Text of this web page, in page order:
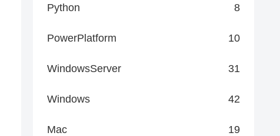
Python 8
PowerPlatform 10
WindowsServer 31
Windows 42
Mac 19